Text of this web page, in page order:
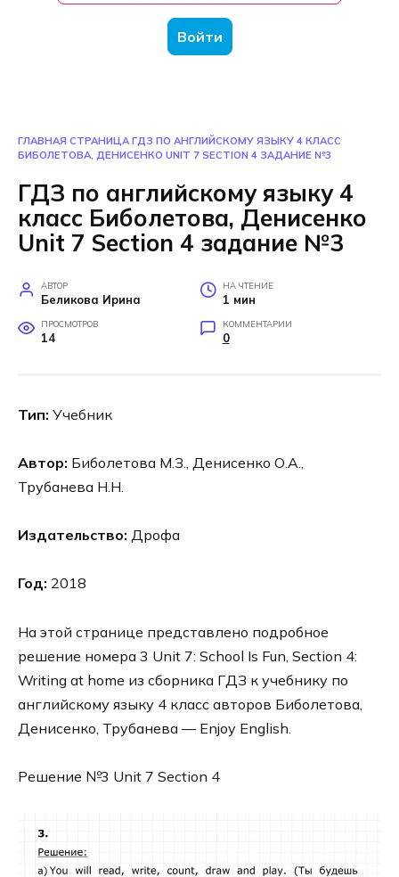
Войти
ГЛАВНАЯ СТРАНИЦА ГДЗ ПО АНГЛИЙСКОМУ ЯЗЫКУ 4 КЛАСС
БИБОЛЕТОВА, ДЕНИСЕНКО UNIT 7 SECTION 4 ЗАДАНИЕ №3
ГДЗ по английскому языку 4
класс Биболетова, Денисенко
Unit 7 Section 4 задание №3
АВТОР
Беликова Ирина
НА ЧТЕНИЕ
1 мин
ПРОСМОТРОВ
14
КОММЕНТАРИИ
0
Тип: Учебник
Автор: Биболетова М.З., Денисенко О.А.,
Трубанева Н.Н.
Издательство: Дрофа
Год: 2018
На этой странице представлено подробное
решение номера 3 Unit 7: School Is Fun, Section 4:
Writing at home из сборника ГДЗ к учебнику по
английскому языку 4 класс авторов Биболетова,
Денисенко, Трубанева — Enjoy English.
Решение №3 Unit 7 Section 4